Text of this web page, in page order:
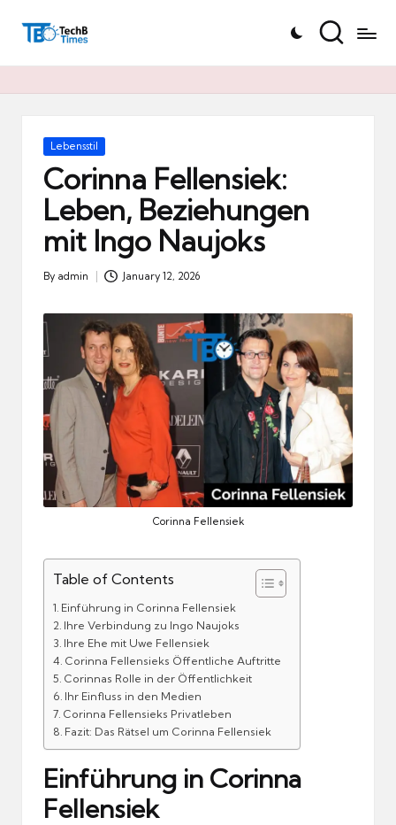
T
h
Posted
Lebensstil
Corinna Fellensiek:
Leben, Beziehungen
mit Ingo Naujoks
Posted
By admin January 12, 2026
Corinna Fellensiek
Table of Contents
Einführung in Corinna Fellensiek
Ihre Verbindung zu Ingo Naujoks
Ihre Ehe mit Uwe Fellensiek
Corinna Fellensieks Öffentliche Auftritte
Corinnas Rolle in der Öffentlichkeit
Ihr Einfluss in den Medien
Corinna Fellensieks Privatleben
Fazit: Das Rätsel um Corinna Fellensiek
Einführung in Corinna
Fellensiek